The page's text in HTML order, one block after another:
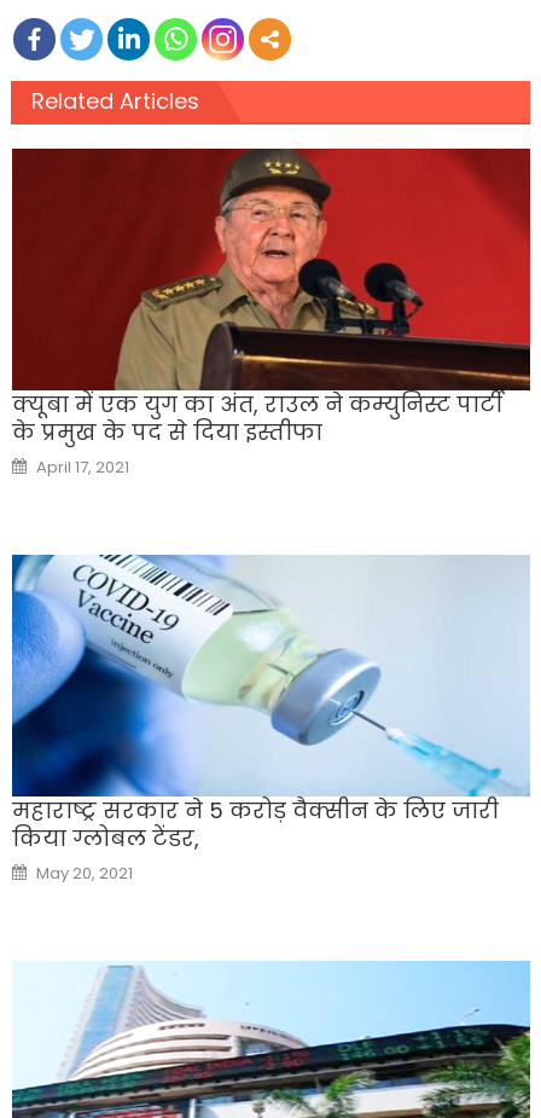
Related Articles
क्यूबा में एक युग का अंत, राउल ने कम्युनिस्ट पार्टी
के प्रमुख के पद से दिया इस्तीफा
Posted
on
April 17, 2021
महाराष्ट्र सरकार ने 5 करोड़ वैक्सीन के लिए जारी
किया ग्लोबल टेंडर,
Posted
on
May 20, 2021